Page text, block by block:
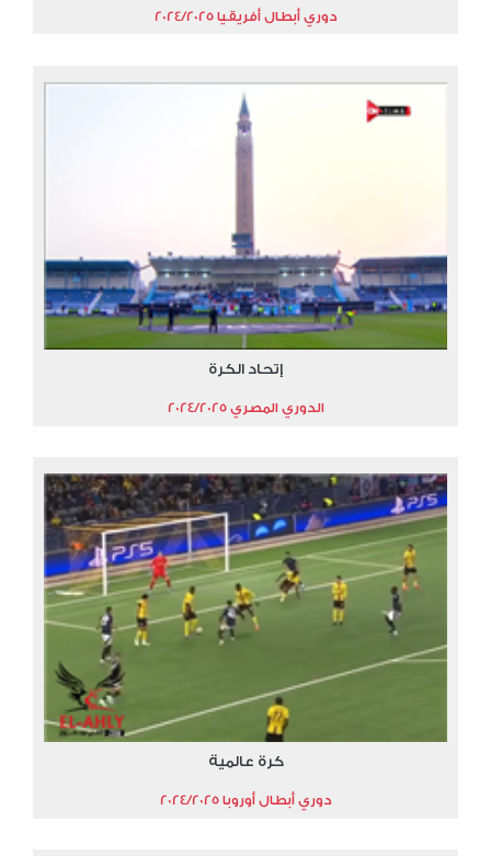
دوري أبطال أفريقيا 2024/2025
إتحاد الكرة
الدوري المصري 2024/2025
كرة عالمية
دوري أبطال أوروبا 2024/2025